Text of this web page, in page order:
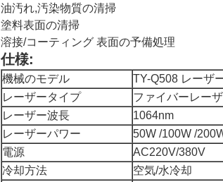
油汚れ,汚染物質の清掃
塗料表面の清掃
溶接/コーティング 表面の予備処理
仕様:
機械のモデル
TY-Q508 レーザ
レーザータイプ
ファイバーレー
レーザー波長
1064nm
レーザーパワー
50W /100W /
電源
AC220V/380V
冷却方法
空気/水冷却